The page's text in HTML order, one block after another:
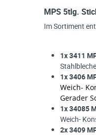
MPS 5tlg.
Im Sortiment
1x 3411
1x 3406
Weich-
Gerader
1x 34085
Weich-
2x 3409